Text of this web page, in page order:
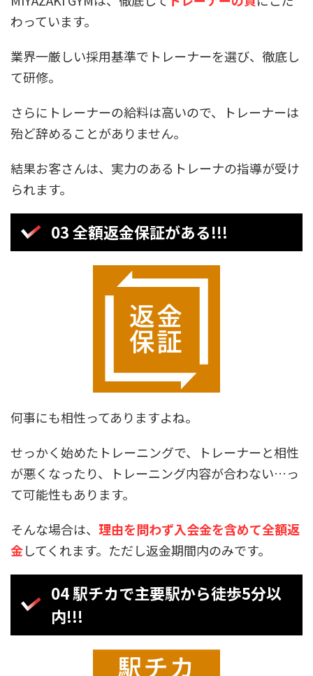
わっています。
業界一厳しい採用基準でトレーナーを選び、徹底し
て研修。
さらにトレーナーの給料は高いので、トレーナーは
殆ど辞めることがありません。
結果お客さんは、実力のあるトレーナの指導が受け
られます。
03 全額返金保証がある!!!
何事にも相性ってありますよね。
せっかく始めたトレーニングで、トレーナーと相性
が悪くなったり、トレーニング内容が合わない…っ
て可能性もあります。
そんな場合は、 理由を問わず入会金を含めて全額返
金してくれます。ただし返金期間内のみです。
04 駅チカで主要駅から徒歩5分以
内!!!